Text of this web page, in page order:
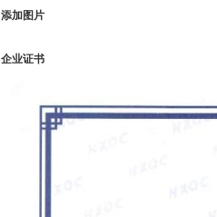
添加图片
企业证书